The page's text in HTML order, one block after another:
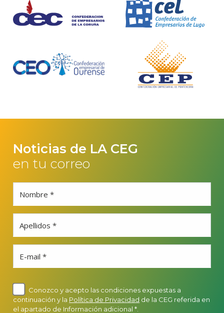
Noticias de LA CEG
en tu correo
Nombre *
Apellidos *
E-mail *
Conozco y acepto las condiciones expuestas a
continuación y la Política de Privacidad de la CEG referida en
el apartado de Información adicional *.